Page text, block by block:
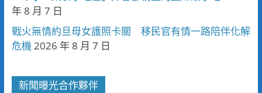
年 8 月 7 日
戰火無情約旦母女護照卡關 移民官有情一路陪伴化解
危機2026 年 8 月 7 日
新聞曝光合作夥伴